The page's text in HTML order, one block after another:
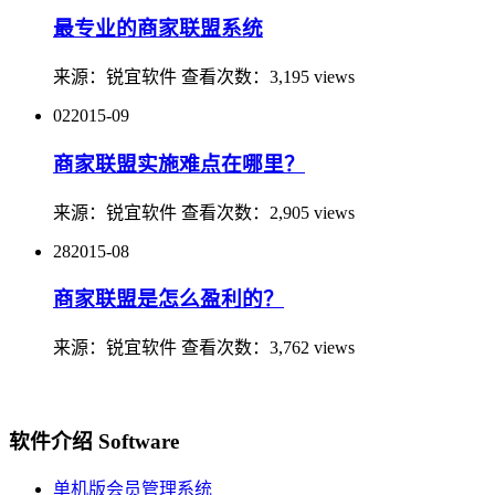
最专业的商家联盟系统
来源： 锐宜软件 查看次数： 3,195 views
022015-09
商家联盟实施难点在哪里？
来源： 锐宜软件 查看次数： 2,905 views
282015-08
商家联盟是怎么盈利的？
来源： 锐宜软件 查看次数： 3,762 views
软件介绍 Software
单机版会员管理系统